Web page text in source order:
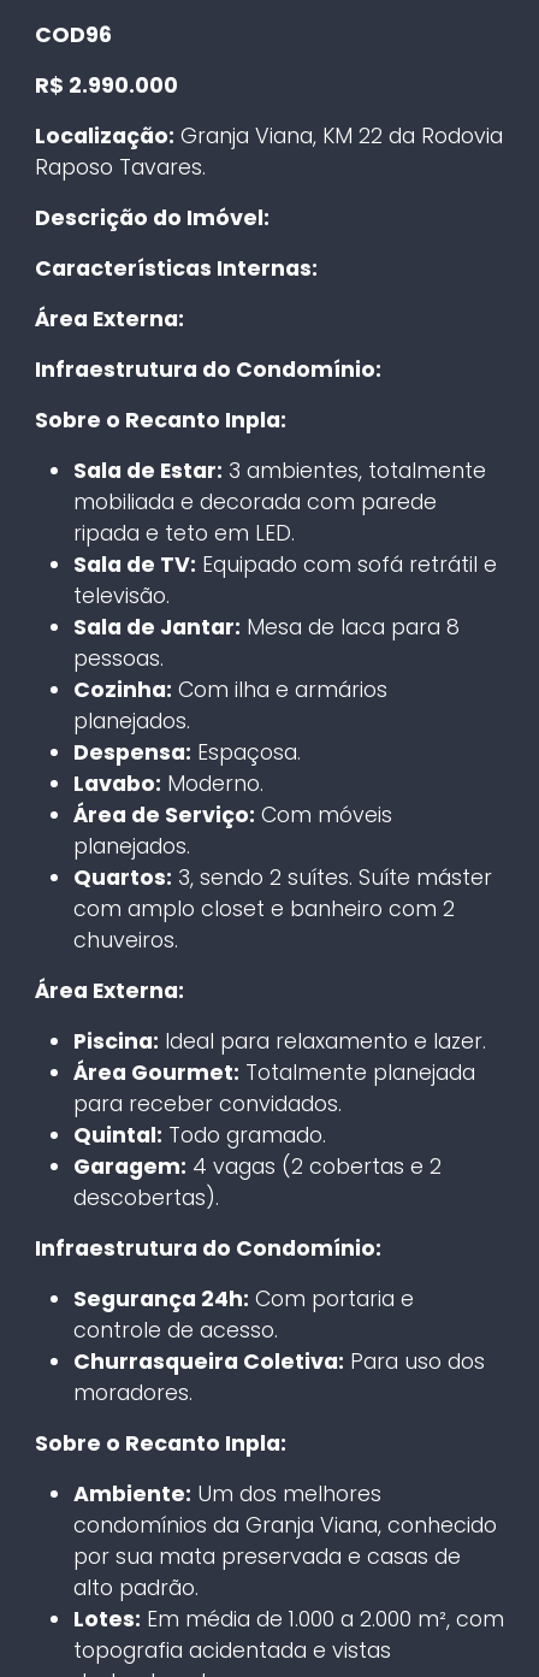
COD96
R$ 2.990.000
Localização: Granja Viana, KM 22 da Rodovia
Raposo Tavares.
Descrição do Imóvel:
Características Internas:
Área Externa:
Infraestrutura do Condomínio:
Sobre o Recanto Inpla:
Sala de Estar: 3 ambientes, totalmente
mobiliada e decorada com parede
ripada e teto em LED.
Sala de TV: Equipado com sofá retrátil e
televisão.
Sala de Jantar: Mesa de laca para 8
pessoas.
Cozinha: Com ilha e armários
planejados.
Despensa: Espaçosa.
Lavabo: Moderno.
Área de Serviço: Com móveis
planejados.
Quartos: 3, sendo 2 suítes. Suíte máster
com amplo closet e banheiro com 2
chuveiros.
Área Externa:
Piscina: Ideal para relaxamento e lazer.
Área Gourmet: Totalmente planejada
para receber convidados.
Quintal: Todo gramado.
Garagem: 4 vagas (2 cobertas e 2
descobertas).
Infraestrutura do Condomínio:
Segurança 24h: Com portaria e
controle de acesso.
Churrasqueira Coletiva: Para uso dos
moradores.
Sobre o Recanto Inpla:
Ambiente: Um dos melhores
condomínios da Granja Viana, conhecido
por sua mata preservada e casas de
alto padrão.
Lotes: Em média de 1.000 a 2.000 m², com
topografia acidentada e vistas